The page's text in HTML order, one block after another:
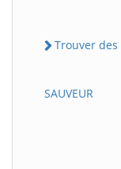
Trouver des
SAUVEUR